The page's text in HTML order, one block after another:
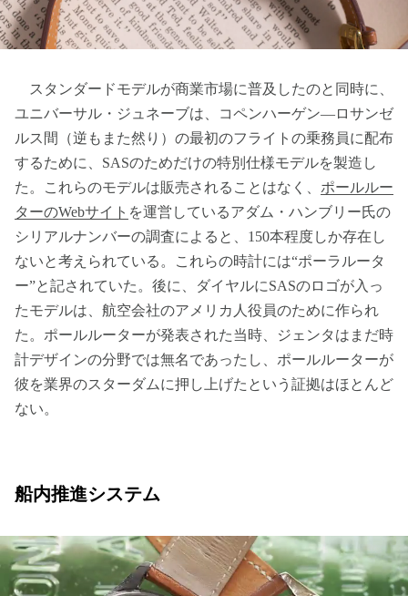
スタンダードモデルが商業市場に普及したのと同時に、
ユニバーサル・ジュネーブは、コペンハーゲン―ロサンゼ
ルス間（逆もまた然り）の最初のフライトの乗務員に配布
するために、SASのためだけの特別仕様モデルを製造し
た。これらのモデルは販売されることはなく、 ポールルー
ターのWebサイト を運営しているアダム・ハンブリー氏の
シリアルナンバーの調査によると、150本程度しか存在し
ないと考えられている。これらの時計には“ポーラルータ
ー”と記されていた。後に、ダイヤルにSASのロゴが入っ
たモデルは、航空会社のアメリカ人役員のために作られ
た。ポールルーターが発表された当時、ジェンタはまだ時
計デザインの分野では無名であったし、ポールルーターが
彼を業界のスターダムに押し上げたという証拠はほとんど
ない。
船内推進システム